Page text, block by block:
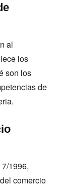
al
los
son los
de
1996,
comercio